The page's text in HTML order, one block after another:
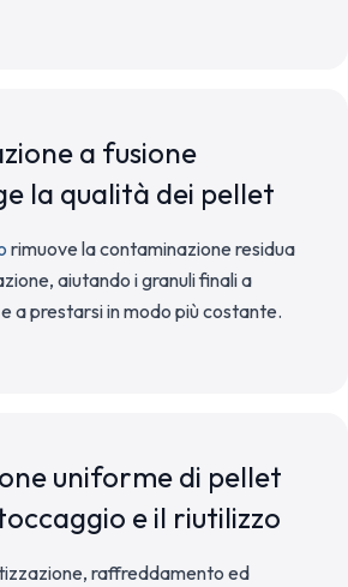
a fusione
la qualità dei pellet
rimuove la contaminazione residua
aiutando i granuli finali a
a prestarsi in modo più costante.
uniforme di pellet
e il riutilizzo
raffreddamento ed